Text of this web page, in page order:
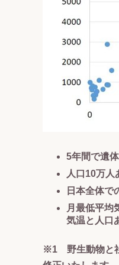
5年間で遺
人口10万人
日本全体で
月最低平均
気温と人口
※1 野生動物と社